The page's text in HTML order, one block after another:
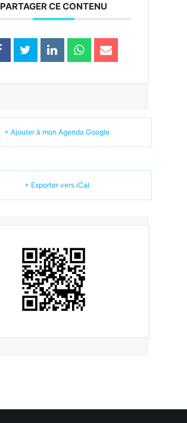
PARTAGER CE CONTENU
+ Ajouter à mon Agenda Google
+ Exporter vers iCal